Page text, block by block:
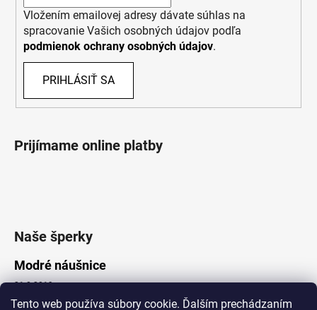
Tento web používa súbory cookie. Ďalším prechádzaním
Vložením emailovej adresy dávate súhlas na
spracovanie Vašich osobných údajov podľa
podmienok ochrany osobných údajov.
PRIHLÁSIŤ SA
Prijímame online platby
Naše šperky
Modré náušnice
21.8.2019